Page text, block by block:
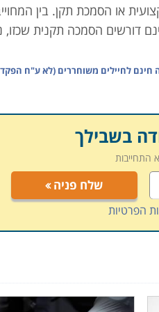
או הסמכת תקן. בין
דורשים הסמכה תקנית שכזו,
ומציע משרות בארגונים
השתלבות באחד מתחומים
מתודות השייכות לרפואה
בעיות בתפקוד וכאב. בתחום
דלקות וכאבים. חוץ מזה
חינם לחיילים משוחררים (לא ע"ח
בשבילך
התחייבות
שלח פניה
הפרטיות